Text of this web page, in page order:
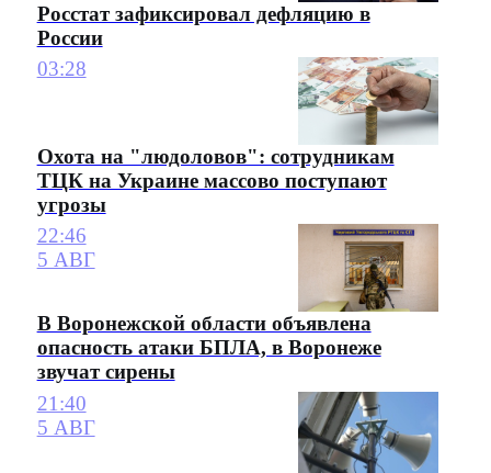
Росстат зафиксировал дефляцию в
России
03:28
Охота на "людоловов": сотрудникам
ТЦК на Украине массово поступают
угрозы
22:46
5 АВГ
В Воронежской области объявлена
опасность атаки БПЛА, в Воронеже
звучат сирены
21:40
5 АВГ